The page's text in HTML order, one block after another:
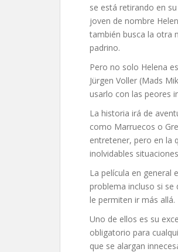
se está retirando en
joven de nombre
también busca la otra
padrino.
Pero no solo Helena
Jürgen Voller (Mads
usarlo con las peores
La historia irá de
como Marruecos o
entretener, pero en la
inolvidables
La película en general
problema incluso si
le permiten ir más allá.
Uno de ellos es su
obligatorio para
que se alargan